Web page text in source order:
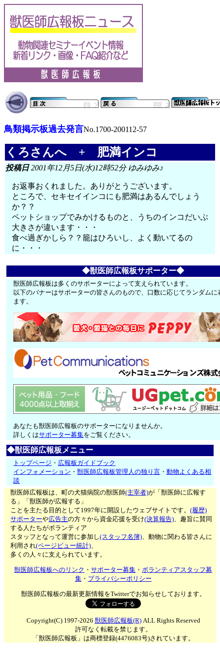
鳥類掲示板過去発言No.1700-200112-57
くろさんへ + 肥満インコ
投稿日2001年12月5日(水)12時52分 ゆみゆみ♪
お返事おくれました。ありがとうございます。
ところで、セキセイインコにも肥満はあるんでしょう
か？？
ペットショップでみかけるものと、うちのインコだいぶ
大きさが違います・・・
食べ過ぎかしら？？籠はひろいし、よく動いてるの
に・・・
◆獣医師広報板サポーター◆
獣医師広報板は多くのサポーターによって支えられています。
以下のバナーはサポーターの皆さんのもので、口数に応じてランダムに
ます。
あなたも獣医師広報板のサポーターになりませんか。
詳しくはサポーター募集をご覧ください。
◆獣医師広報板メニュー
トップページ ・ 広報板ガイドブック
インフォメーション ・獣医師広報板管理人の独り言 ・動物よくある相
談
獣医師広報板は、町の犬猫病院の獣医師(主宰者)が「獣医師に広報す
る」「獣医師が広報する」
ことを主たる目的として1997年に開設したウェブサイトです。(履歴)
サポーターや広告主の方々から資金応援を受け(決算報告)、趣旨に賛同
する人たちがボランティア
スタッフとなって運営に参加し(スタッフ名簿)、動物に関わる皆さんに
利用され(ページビュー統計)、
多くの人々に支えられています。
獣医師広報板へのリンク ・サポーター募集 ・ボランティアスタッフ募
集・ プライバシーポリシー
獣医師広報板の最新更新情報をTwitterでお知らせしております。
Copyright(C) 1997-2026 獣医師広報板(R)ALL Rights Reserved
許可なく転載を禁じます。
「獣医師広報板」は商標登録(4476083号)されています。